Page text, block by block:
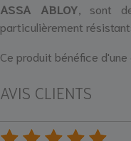
ASSA ABLOY , sont
particulièrement
Ce produit bénéfice
AVIS CLIENTS